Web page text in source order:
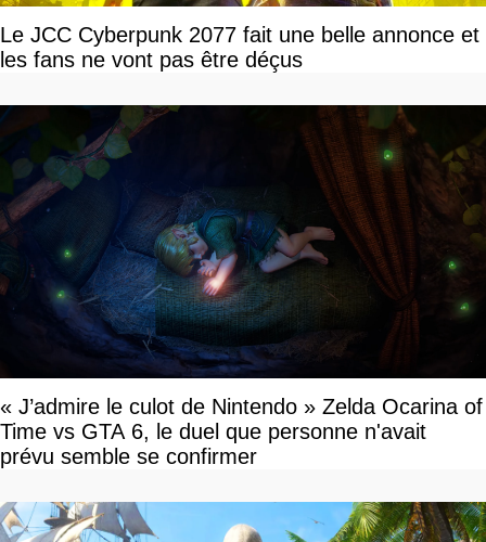
Le JCC Cyberpunk 2077 fait une belle annonce et
les fans ne vont pas être déçus
« J’admire le culot de Nintendo » Zelda Ocarina of
Time vs GTA 6, le duel que personne n'avait
prévu semble se confirmer